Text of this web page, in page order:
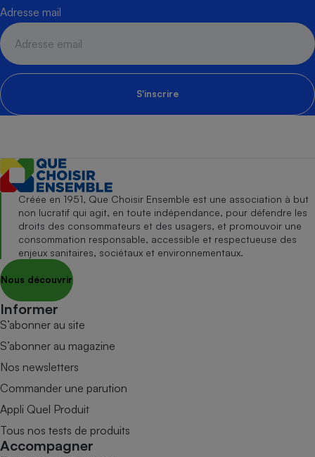
Adresse mail
S'inscrire
Créée en 1951, Que Choisir Ensemble est une association à but
non lucratif qui agit, en toute indépendance, pour défendre les
droits des consommateurs et des usagers, et promouvoir une
consommation responsable, accessible et respectueuse des
enjeux sanitaires, sociétaux et environnementaux.
Nous découvrir
Informer
S’abonner au site
S’abonner au magazine
Nos newsletters
Commander une parution
Appli Quel Produit
Tous nos tests de produits
Accompagner